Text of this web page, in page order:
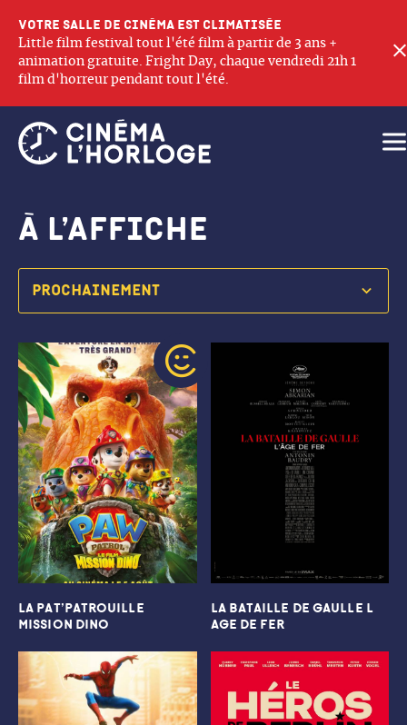
Votre salle de cinéma est climatisée
Little film festival tout l'été film à partir de 3 ans +
animation gratuite. Fright Day, chaque vendredi 21h 1
film d'horreur pendant tout l'été.
à l’affiche
LA PAT’PATROUILLE
MISSION DINO
LA BATAILLE DE GAULLE L
AGE DE FER